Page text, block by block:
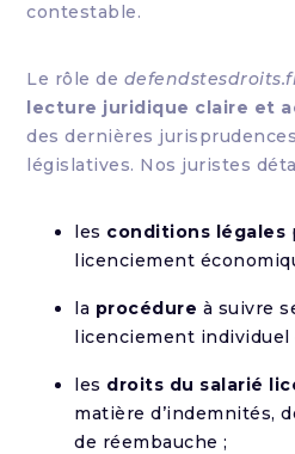
contestable.
Le rôle de
lecture juridique claire et
des dernières
législatives. Nos juristes
les conditions légales
licenciement
la procédure à suivre
licenciement individuel
les droits du salarié
matière d’indemnités,
de réembauche ;